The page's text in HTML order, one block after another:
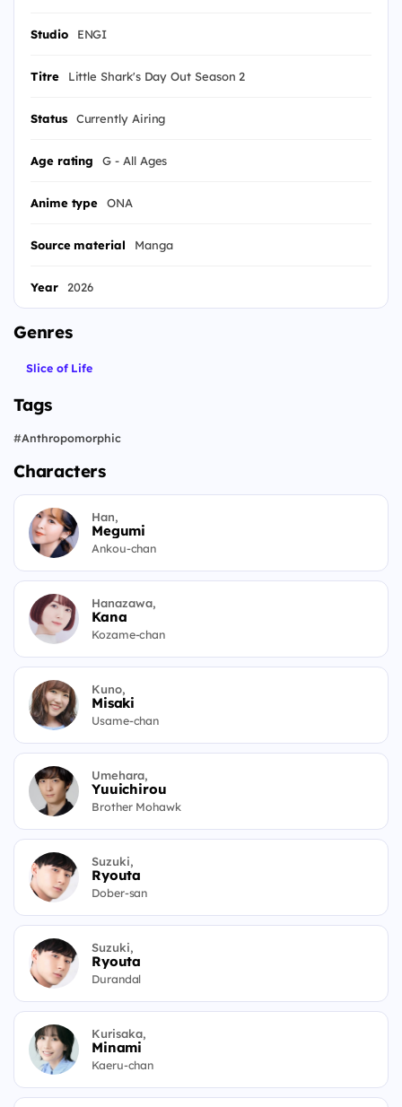
Studio ENGI
Titre Little Shark's Day Out Season 2
Status Currently Airing
Age rating G - All Ages
Anime type ONA
Source material Manga
Year 2026
Genres
Slice of Life
Tags
#Anthropomorphic
Characters
Han,
Megumi
Ankou-chan
Hanazawa,
Kana
Kozame-chan
Kuno,
Misaki
Usame-chan
Umehara,
Yuuichirou
Brother Mohawk
Suzuki,
Ryouta
Dober-san
Suzuki,
Ryouta
Durandal
Kurisaka,
Minami
Kaeru-chan